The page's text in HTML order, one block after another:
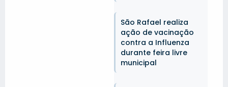
São Rafael realiza
ação de vacinação
contra a Influenza
durante feira livre
municipal